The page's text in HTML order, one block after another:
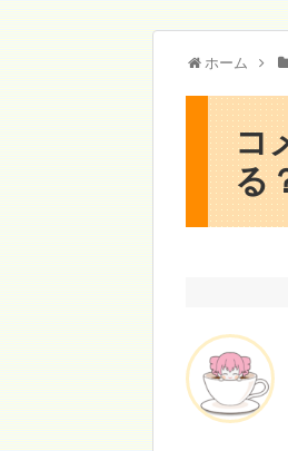
ホーム
コ
る